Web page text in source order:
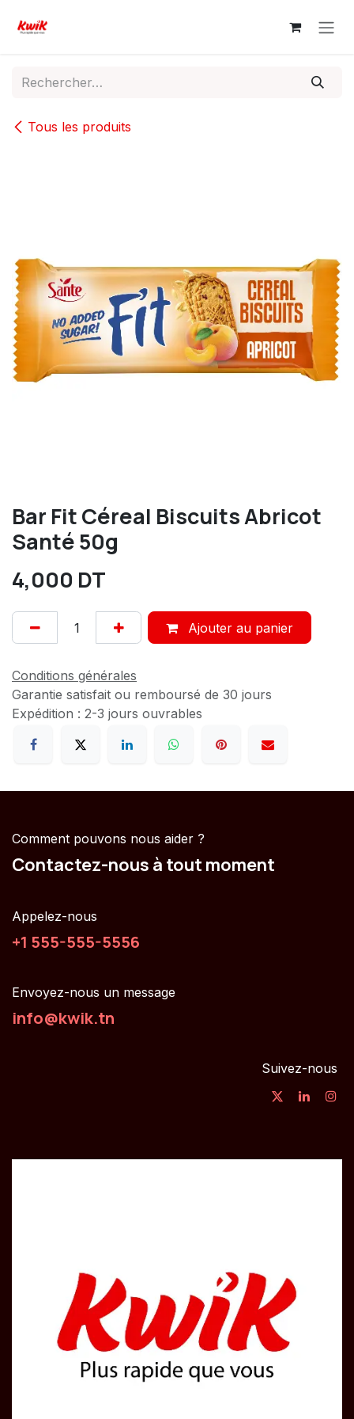
Tous les produits
Bar Fit Céreal Biscuits Abricot
Santé 50g
4,000 DT
Ajouter au panier
Conditions générales
Garantie satisfait ou remboursé de 30 jours
Expédition : 2-3 jours ouvrables
Comment pouvons nous aider ?
Contactez-nous à tout moment
Appelez-nous
+1 555-555-5556
Envoyez-nous un message
info@kwik.tn
Suivez-nous